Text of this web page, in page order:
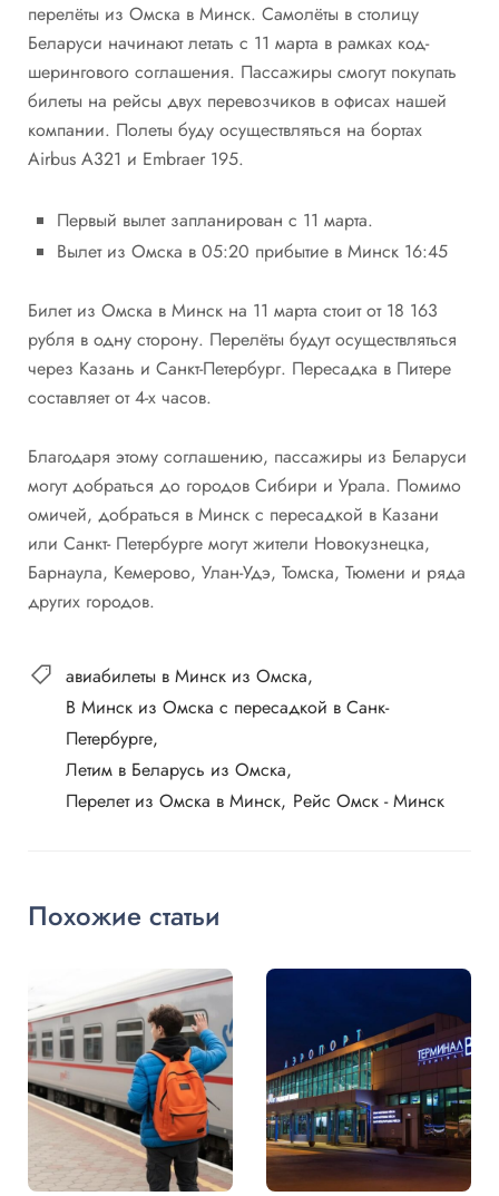
перелёты из Омска в Минск. Самолёты в столицу
Беларуси начинают летать с 11 марта в рамках код-
шерингового соглашения. Пассажиры смогут покупать
билеты на рейсы двух перевозчиков в офисах нашей
компании. Полеты буду осуществляться на бортах
Airbus A321 и Embraer 195.
Первый вылет запланирован с 11 марта.
Вылет из Омска в 05:20 прибытие в Минск 16:45
Билет из Омска в Минск на 11 марта стоит от 18 163
рубля в одну сторону. Перелёты будут осуществляться
через Казань и Санкт-Петербург. Пересадка в Питере
составляет от 4-х часов.
Благодаря этому соглашению, пассажиры из Беларуси
могут добраться до городов Сибири и Урала. Помимо
омичей, добраться в Минск с пересадкой в Казани
или Санкт- Петербурге могут жители Новокузнецка,
Барнаула, Кемерово, Улан-Удэ, Томска, Тюмени и ряда
других городов.
авиабилеты в Минск из Омска
В Минск из Омска с пересадкой в Санк-
Петербурге
Летим в Беларусь из Омска
Перелет из Омска в Минск Рейс Омск - Минск
Похожие статьи